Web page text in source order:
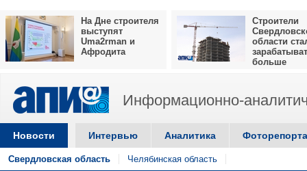
На Дне строителя
выступят
Uma2rman и
Афродита
Строители
области
больше
Информационно-
Новости Интервью Аналитика
Свердловская область Челябинская область